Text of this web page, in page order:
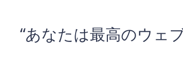
“あなたは最高のウェ